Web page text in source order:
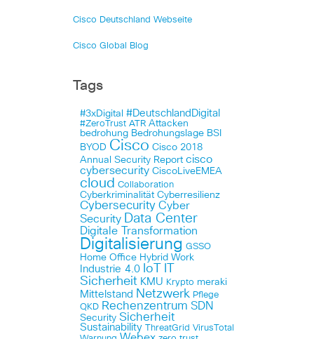
Cisco Deutschland Webseite
Cisco Global Blog
Tags
#3xDigital #DeutschlandDigital
#ZeroTrust ATR Attacken
bedrohung Bedrohungslage BSI
BYOD Cisco Cisco 2018
Annual Security Report cisco
cybersecurity CiscoLiveEMEA
cloud Collaboration
Cyberkriminalität Cyberresilienz
Cybersecurity Cyber
Security Data Center
Digitale Transformation
Digitalisierung GSSO
Home Office Hybrid Work
Industrie 4.0 IoT
Sicherheit KMU Krypto meraki
Mittelstand Netzwerk Pflege
QKD Rechenzentrum SDN
Security Sicherheit
Sustainability ThreatGrid VirusTotal